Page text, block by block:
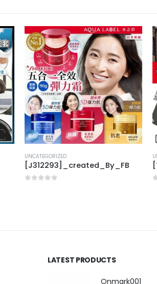
UNCATEGORIZED
LATEST PRODUCTS
Onmark001